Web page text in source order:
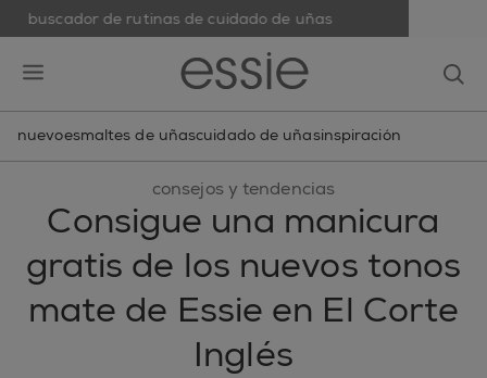
buscador de rutinas de cuidado de uñas
nuevoesmaltes de uñascuidado de uñasinspiración
consejos y tendencias
Consigue una manicura
gratis de los nuevos tonos
mate de Essie en El Corte
Inglés